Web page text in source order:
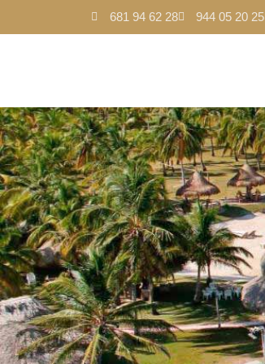
681 94 62 28 944 05 20 25